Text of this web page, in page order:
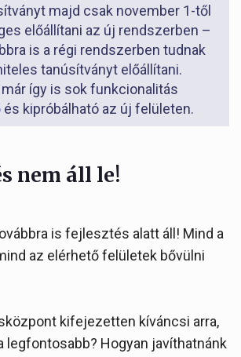
majd csak november 1-től
előállítani az új rendszerben –
is a régi rendszerben tudnak
tanúsítványt előállítani.
így is sok funkcionalitás
kipróbálható az új felületen.
nem áll le!
is fejlesztés alatt áll! Mind a
az elérhető felületek bővülni
kifejezetten kíváncsi arra,
legfontosabb? Hogyan javíthatnánk